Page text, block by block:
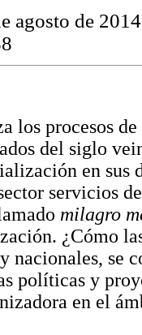
agosto de
los procesos
del siglo
en sus
servicios
milagro
¿Cómo
nacionales, se
políticas y
en el